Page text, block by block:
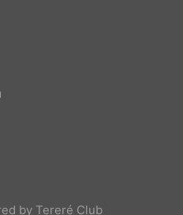
by Tereré Club